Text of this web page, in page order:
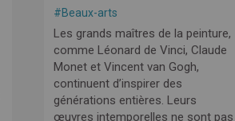
#Beaux-arts
Les grands maîtres de la peinture,
comme Léonard de Vinci, Claude
Monet et Vincent van Gogh,
continuent d’inspirer des
générations entières. Leurs
œuvres intemporelles ne sont pas